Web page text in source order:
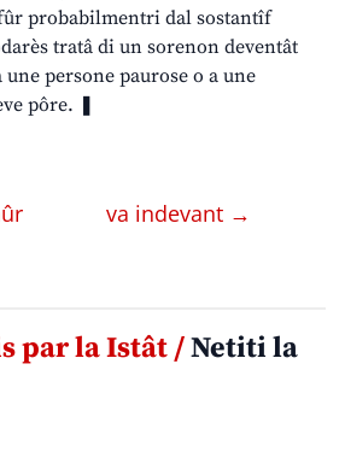
probabilmentri dal sostantîf
tratâ di un sorenon deventât
persone paurose o a une
pôre. ❚
va indevant →
par la Istât /Netiti la